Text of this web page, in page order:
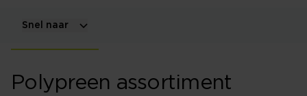
Snel naar
Polypreen assortiment